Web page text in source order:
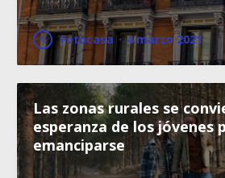
Fotocasa · 4 marzo 2021
Las zonas rurales se
esperanza de los jóvenes
emanciparse